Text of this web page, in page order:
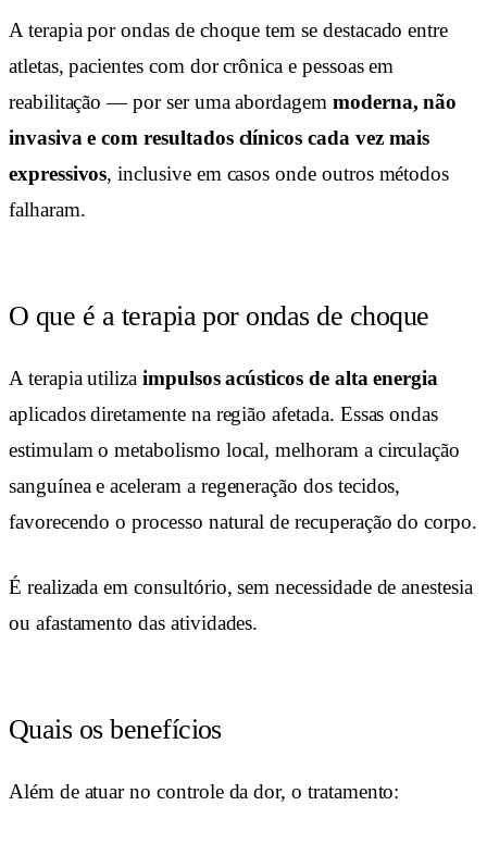
A terapia por ondas de choque tem se destacado entre
atletas, pacientes com dor crônica e pessoas em
reabilitação — por ser uma abordagem moderna, não
invasiva e com resultados clínicos cada vez mais
expressivos, inclusive em casos onde outros métodos
falharam.
O que é a terapia por ondas de choque
A terapia utiliza impulsos acústicos de alta energia
aplicados diretamente na região afetada. Essas ondas
estimulam o metabolismo local, melhoram a circulação
sanguínea e aceleram a regeneração dos tecidos,
favorecendo o processo natural de recuperação do corpo.
É realizada em consultório, sem necessidade de anestesia
ou afastamento das atividades.
Quais os benefícios
Além de atuar no controle da dor, o tratamento: